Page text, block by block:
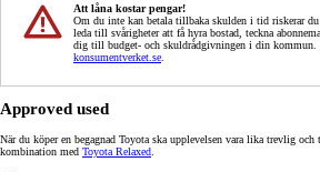
Att låna kostar pengar!
Om du inte kan betala tillbaka skulden i tid riskerar
leda till svårigheter att få hyra bostad, teckna
dig till budget- och skuldrådgivningen i din kommun.
konsumentverket.se
Approved used
När du köper en begagnad Toyota ska upplevelsen vara lika trevlig
kombination med Toyota Relaxed